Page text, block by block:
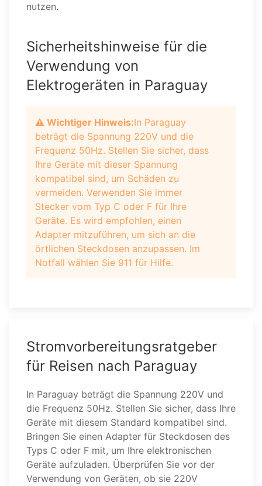
nutzen.
Sicherheitshinweise für die
Verwendung von
Elektrogeräten in Paraguay
⚠️ Wichtiger Hinweis:In Paraguay
beträgt die Spannung 220V und die
Frequenz 50Hz. Stellen Sie sicher, dass
Ihre Geräte mit dieser Spannung
kompatibel sind, um Schäden zu
vermeiden. Verwenden Sie immer
Stecker vom Typ C oder F für Ihre
Geräte. Es wird empfohlen, einen
Adapter mitzuführen, um sich an die
örtlichen Steckdosen anzupassen. Im
Notfall wählen Sie 911 für Hilfe.
Stromvorbereitungsratgeber
für Reisen nach Paraguay
In Paraguay beträgt die Spannung 220V und
die Frequenz 50Hz. Stellen Sie sicher, dass Ihre
Geräte mit diesem Standard kompatibel sind.
Bringen Sie einen Adapter für Steckdosen des
Typs C oder F mit, um Ihre elektronischen
Geräte aufzuladen. Überprüfen Sie vor der
Verwendung von Geräten, ob sie 220V